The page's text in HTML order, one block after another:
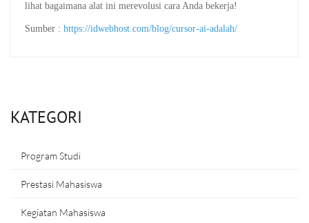
lihat bagaimana alat ini merevolusi cara Anda bekerja!
Sumber : https://idwebhost.com/blog/cursor-ai-adalah/
KATEGORI
Program Studi
Prestasi Mahasiswa
Kegiatan Mahasiswa